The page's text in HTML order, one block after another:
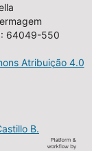
64049-550
Atribuição 4.0
B.